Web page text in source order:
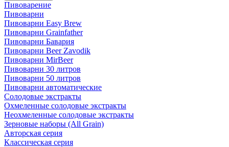
Пивоварение
Пивоварни
Пивоварни Easy Brew
Пивоварни Grainfather
Пивоварни Бавария
Пивоварни Beer Zavodik
Пивоварни MirBeer
Пивоварни 30 литров
Пивоварни 50 литров
Пивоварни автоматические
Солодовые экстракты
Охмеленные солодовые экстракты
Неохмеленные солодовые экстракты
Зерновые наборы (All Grain)
Авторская серия
Классическая серия